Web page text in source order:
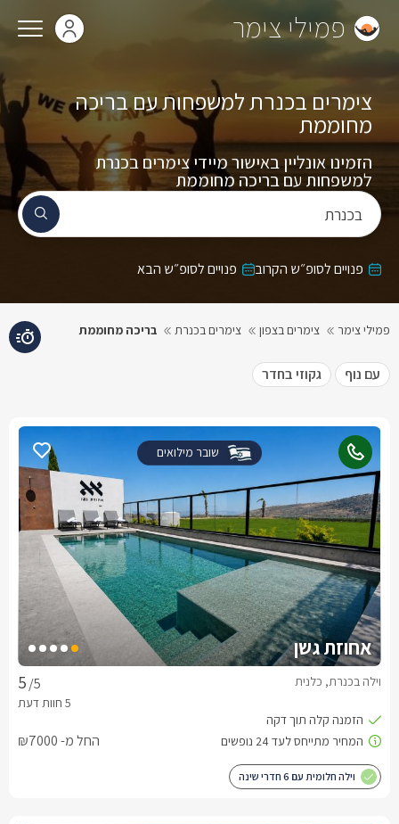
פמילי צימר
בכנרת
צימרים בכנרת למשפחות עם בריכה
מחוממת
הזמינו אונליין באישור מיידי צימרים בכנרת
למשפחות עם בריכה מחוממת
פנויים לסופ״ש הקרוב פנויים לסופ״ש הבא
פמילי צימר צימרים בצפון צימרים בכנרת בריכה מחוממת
עם נוף גקוזי בחדר
שובר מילואים
אחוזת גשן
/5 וילה בכנרת, כלנית
החל מ- ₪7000
וילה חלומית עם 6 חדרי שינה